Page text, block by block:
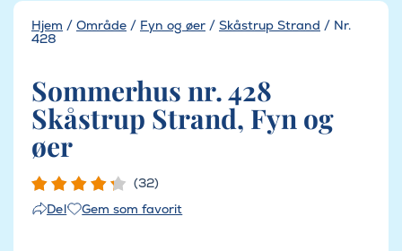
Hjem / Område / Fyn og øer / Skåstrup Strand / Nr.
428
Sommerhus nr. 428
Skåstrup Strand, Fyn og
øer
(32)
Del
Gem som favorit